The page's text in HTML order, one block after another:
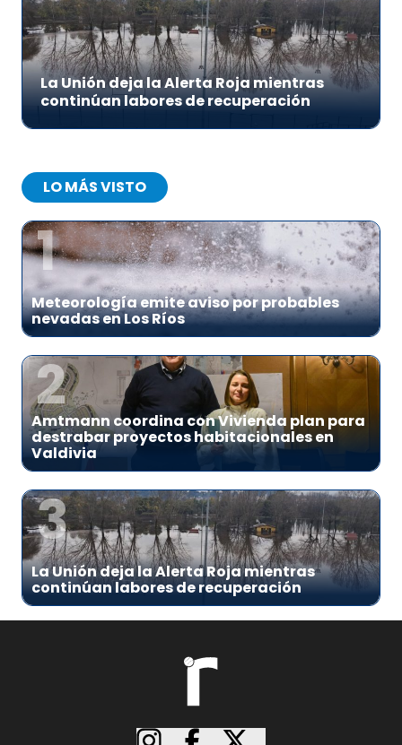
La Unión deja la Alerta Roja mientras
continúan labores de recuperación
LO MÁS VISTO
1
Meteorología emite aviso por probables
nevadas en Los Ríos
2
Amtmann coordina con Vivienda plan para
destrabar proyectos habitacionales en
Valdivia
3
La Unión deja la Alerta Roja mientras
continúan labores de recuperación